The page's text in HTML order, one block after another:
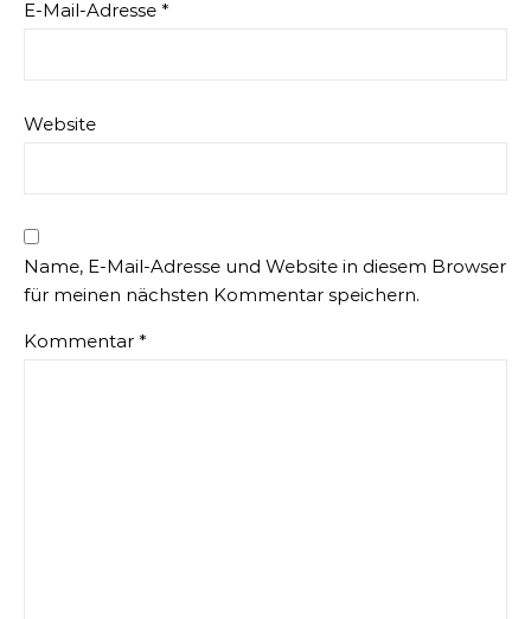
E-Mail-Adresse *
Website
Name, E-Mail-Adresse und Website in diesem Browser
für meinen nächsten Kommentar speichern.
Kommentar *